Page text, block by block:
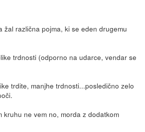
žal različna pojma, ki se eden drugemu
trdnosti (odporno na udarce, vendar se
trdite, manjhe trdnosti...posledično zelo
kruhu ne vem no, morda z dodatkom